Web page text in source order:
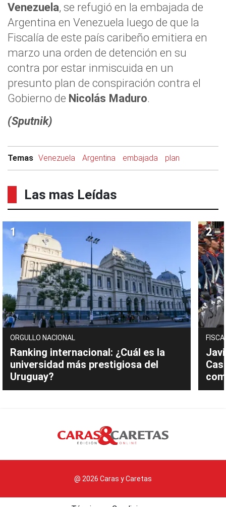
Venezuela, se refugió en la embajada de
Argentina en Venezuela luego de que la
Fiscalía de este país caribeño emitiera en
marzo una orden de detención en su
contra por estar inmiscuida en un
presunto plan de conspiración contra el
Gobierno de Nicolás Maduro.
(Sputnik)
Temas Venezuela Argentina embajada plan
Las mas Leídas
ORGULLO NACIONAL
Ranking internacional: ¿Cuál es la
universidad más prestigiosa del
Uruguay?
@ 2026 Caras y Caretas